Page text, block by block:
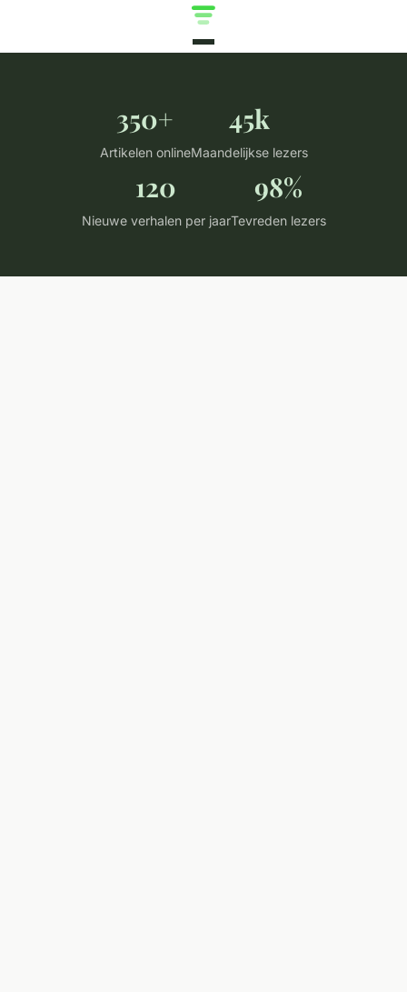
350+
Artikelen online
45k
Maandelijkse lezers
120
Nieuwe verhalen per jaar
98%
Tevreden lezers